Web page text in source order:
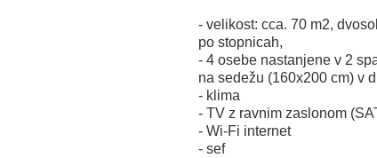
- velikost: cca. 70 m2,
po stopnicah,
- 4 osebe nastanjene v 2
na sedežu (160x200 cm) v
- klima
- TV z ravnim zaslonom
- Wi-Fi internet
- sef